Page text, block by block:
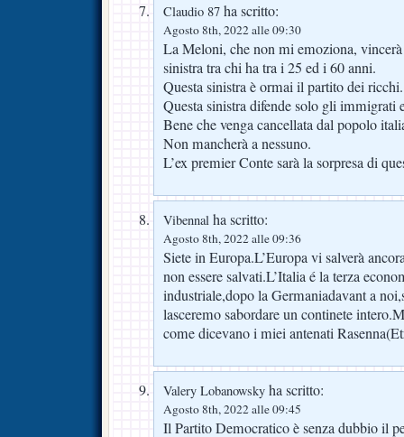
Claudio 87 ha scritto:
Agosto 8th, 2022 alle 09:30
La Meloni, che non mi emoziona,
sinistra tra chi ha tra i 25 ed i 60 anni.
Questa sinistra è ormai il partito dei ricchi.
Questa sinistra difende solo gli immigrati
Bene che venga cancellata dal popolo
Non mancherà a nessuno.
L’ex premier Conte sarà la sorpresa di
Vibennal ha scritto:
Agosto 8th, 2022 alle 09:36
Siete in Europa.L’Europa vi salverà
non essere salvati.L’Italia é la terza
industriale,dopo la Germaniadavant a
lasceremo sabordare un continete
come dicevano i miei antenati
Valery Lobanowsky ha scritto:
Agosto 8th, 2022 alle 09:45
Il Partito Democratico è senza dubbio il